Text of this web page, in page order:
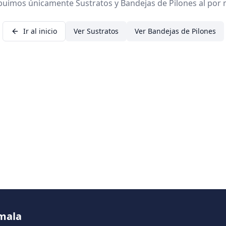
únicamente Sustratos y Bandejas de Pilones al por
Ir al inicio Ver Sustratos Ver Bandejas de Pilones